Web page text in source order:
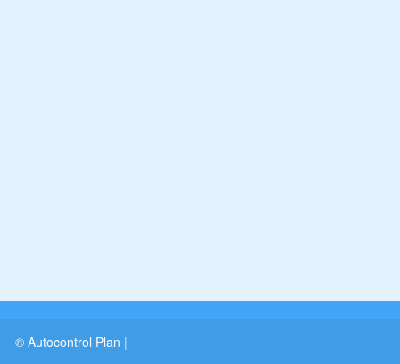
® Autocontrol Plan |